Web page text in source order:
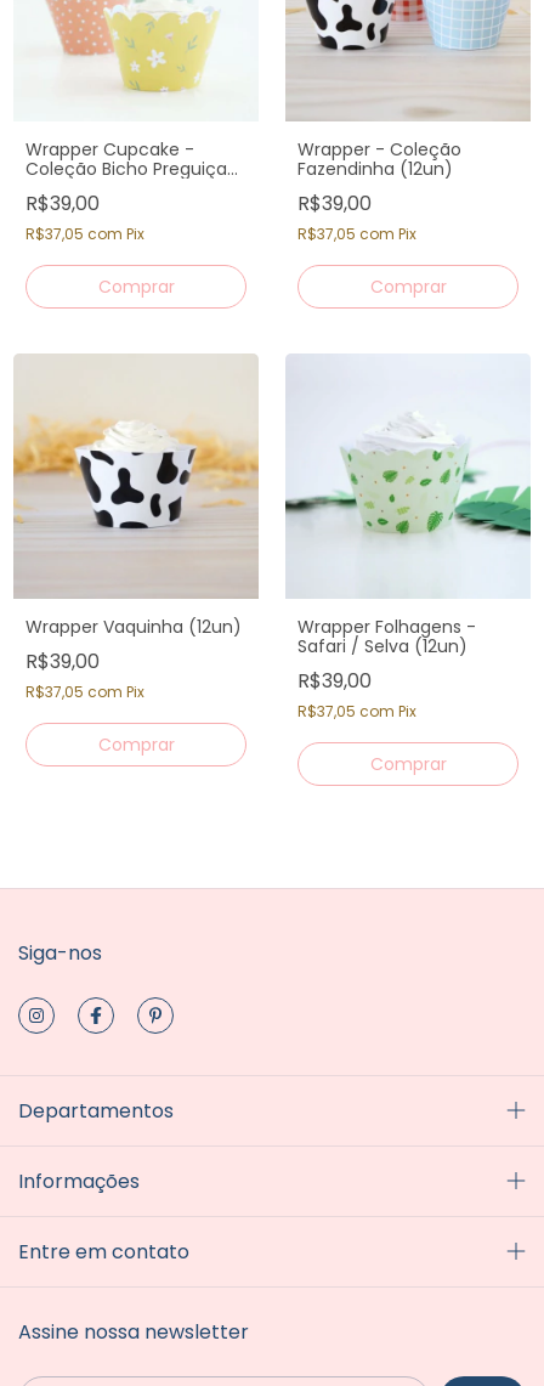
Wrapper Cupcake -
Coleção Bicho Preguiça
(12un)
R$39,00
R$37,05 com Pix
Wrapper - Coleção
Fazendinha (12un)
R$39,00
R$37,05 com Pix
Wrapper Vaquinha (12un)
R$39,00
R$37,05 com Pix
Wrapper Folhagens -
Safari / Selva (12un)
R$39,00
R$37,05 com Pix
Siga-nos
Departamentos
Informações
Entre em contato
Assine nossa newsletter